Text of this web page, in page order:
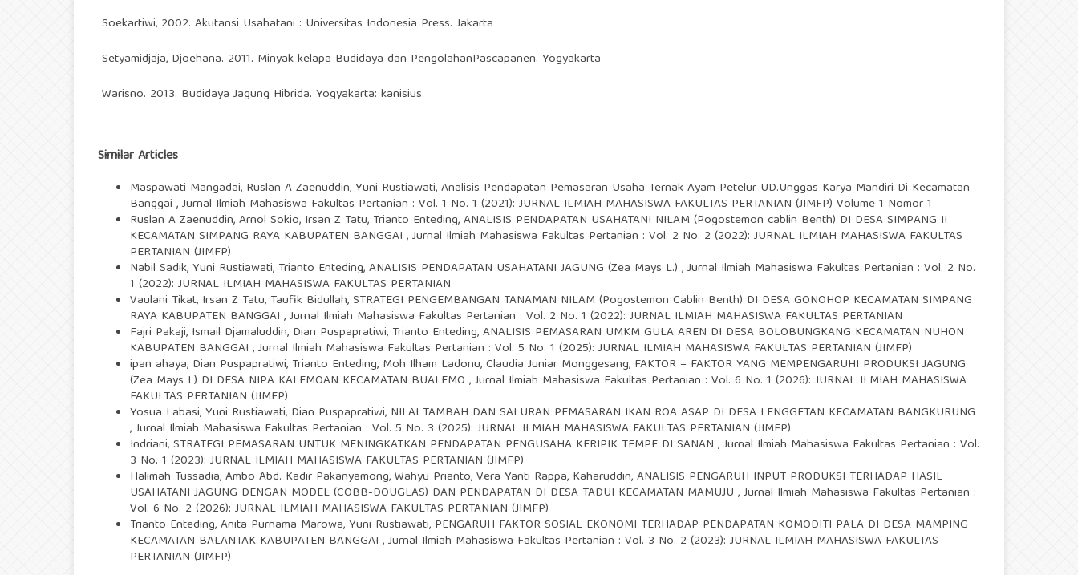
Soekartiwi, 2002. Akutansi Usahatani : Universitas Indonesia Press. Jakarta
Setyamidjaja, Djoehana. 2011. Minyak kelapa Budidaya dan PengolahanPascapanen. Yogyakarta
Warisno. 2013. Budidaya Jagung Hibrida. Yogyakarta: kanisius.
Similar Articles
Maspawati Mangadai, Ruslan A Zaenuddin, Yuni Rustiawati,Analisis Pendapatan Pemasaran Usaha Ternak Ayam Petelur UD.Unggas Karya Mandiri Di Kecamatan
Banggai ,Jurnal Ilmiah Mahasiswa Fakultas Pertanian : Vol. 1 No. 1 (2021): JURNAL ILMIAH MAHASISWA FAKULTAS PERTANIAN (JIMFP) Volume 1 Nomor 1
Ruslan A Zaenuddin, Arnol Sokio, Irsan Z Tatu, Trianto Enteding,ANALISIS PENDAPATAN USAHATANI NILAM (Pogostemon cablin Benth) DI DESA SIMPANG II
KECAMATAN SIMPANG RAYA KABUPATEN BANGGAI ,Jurnal Ilmiah Mahasiswa Fakultas Pertanian : Vol. 2 No. 2 (2022): JURNAL ILMIAH MAHASISWA FAKULTAS
PERTANIAN (JIMFP)
Nabil Sadik, Yuni Rustiawati, Trianto Enteding,ANALISIS PENDAPATAN USAHATANI JAGUNG (Zea Mays L.) ,Jurnal Ilmiah Mahasiswa Fakultas Pertanian : Vol. 2 No.
1 (2022): JURNAL ILMIAH MAHASISWA FAKULTAS PERTANIAN
Vaulani Tikat, Irsan Z Tatu, Taufik Bidullah,STRATEGI PENGEMBANGAN TANAMAN NILAM (Pogostemon Cablin Benth) DI DESA GONOHOP KECAMATAN SIMPANG
RAYA KABUPATEN BANGGAI ,Jurnal Ilmiah Mahasiswa Fakultas Pertanian : Vol. 2 No. 1 (2022): JURNAL ILMIAH MAHASISWA FAKULTAS PERTANIAN
Fajri Pakaji, Ismail Djamaluddin, Dian Puspapratiwi, Trianto Enteding,ANALISIS PEMASARAN UMKM GULA AREN DI DESA BOLOBUNGKANG KECAMATAN NUHON
KABUPATEN BANGGAI ,Jurnal Ilmiah Mahasiswa Fakultas Pertanian : Vol. 5 No. 1 (2025): JURNAL ILMIAH MAHASISWA FAKULTAS PERTANIAN (JIMFP)
ipan ahaya, Dian Puspapratiwi, Trianto Enteding, Moh Ilham Ladonu, Claudia Juniar Monggesang, FAKTOR – FAKTOR YANG MEMPENGARUHI PRODUKSI JAGUNG
(Zea Mays L) DI DESA NIPA KALEMOAN KECAMATAN BUALEMO ,Jurnal Ilmiah Mahasiswa Fakultas Pertanian : Vol. 6 No. 1 (2026): JURNAL ILMIAH MAHASISWA
FAKULTAS PERTANIAN (JIMFP)
Yosua Labasi, Yuni Rustiawati, Dian Puspapratiwi, NILAI TAMBAH DAN SALURAN PEMASARAN IKAN ROA ASAP DI DESA LENGGETAN KECAMATAN BANGKURUNG
,Jurnal Ilmiah Mahasiswa Fakultas Pertanian : Vol. 5 No. 3 (2025): JURNAL ILMIAH MAHASISWA FAKULTAS PERTANIAN (JIMFP)
Indriani,STRATEGI PEMASARAN UNTUK MENINGKATKAN PENDAPATAN PENGUSAHA KERIPIK TEMPE DI SANAN ,Jurnal Ilmiah Mahasiswa Fakultas Pertanian : Vol.
3 No. 1 (2023): JURNAL ILMIAH MAHASISWA FAKULTAS PERTANIAN (JIMFP)
Halimah Tussadia, Ambo Abd. Kadir Pakanyamong, Wahyu Prianto, Vera Yanti Rappa, Kaharuddin,ANALISIS PENGARUH INPUT PRODUKSI TERHADAP HASIL
USAHATANI JAGUNG DENGAN MODEL (COBB-DOUGLAS) DAN PENDAPATAN DI DESA TADUI KECAMATAN MAMUJU ,Jurnal Ilmiah Mahasiswa Fakultas Pertanian :
Vol. 6 No. 2 (2026): JURNAL ILMIAH MAHASISWA FAKULTAS PERTANIAN (JIMFP)
Trianto Enteding, Anita Purnama Marowa, Yuni Rustiawati, PENGARUH FAKTOR SOSIAL EKONOMI TERHADAP PENDAPATAN KOMODITI PALA DI DESA MAMPING
KECAMATAN BALANTAK KABUPATEN BANGGAI ,Jurnal Ilmiah Mahasiswa Fakultas Pertanian : Vol. 3 No. 2 (2023): JURNAL ILMIAH MAHASISWA FAKULTAS
PERTANIAN (JIMFP)